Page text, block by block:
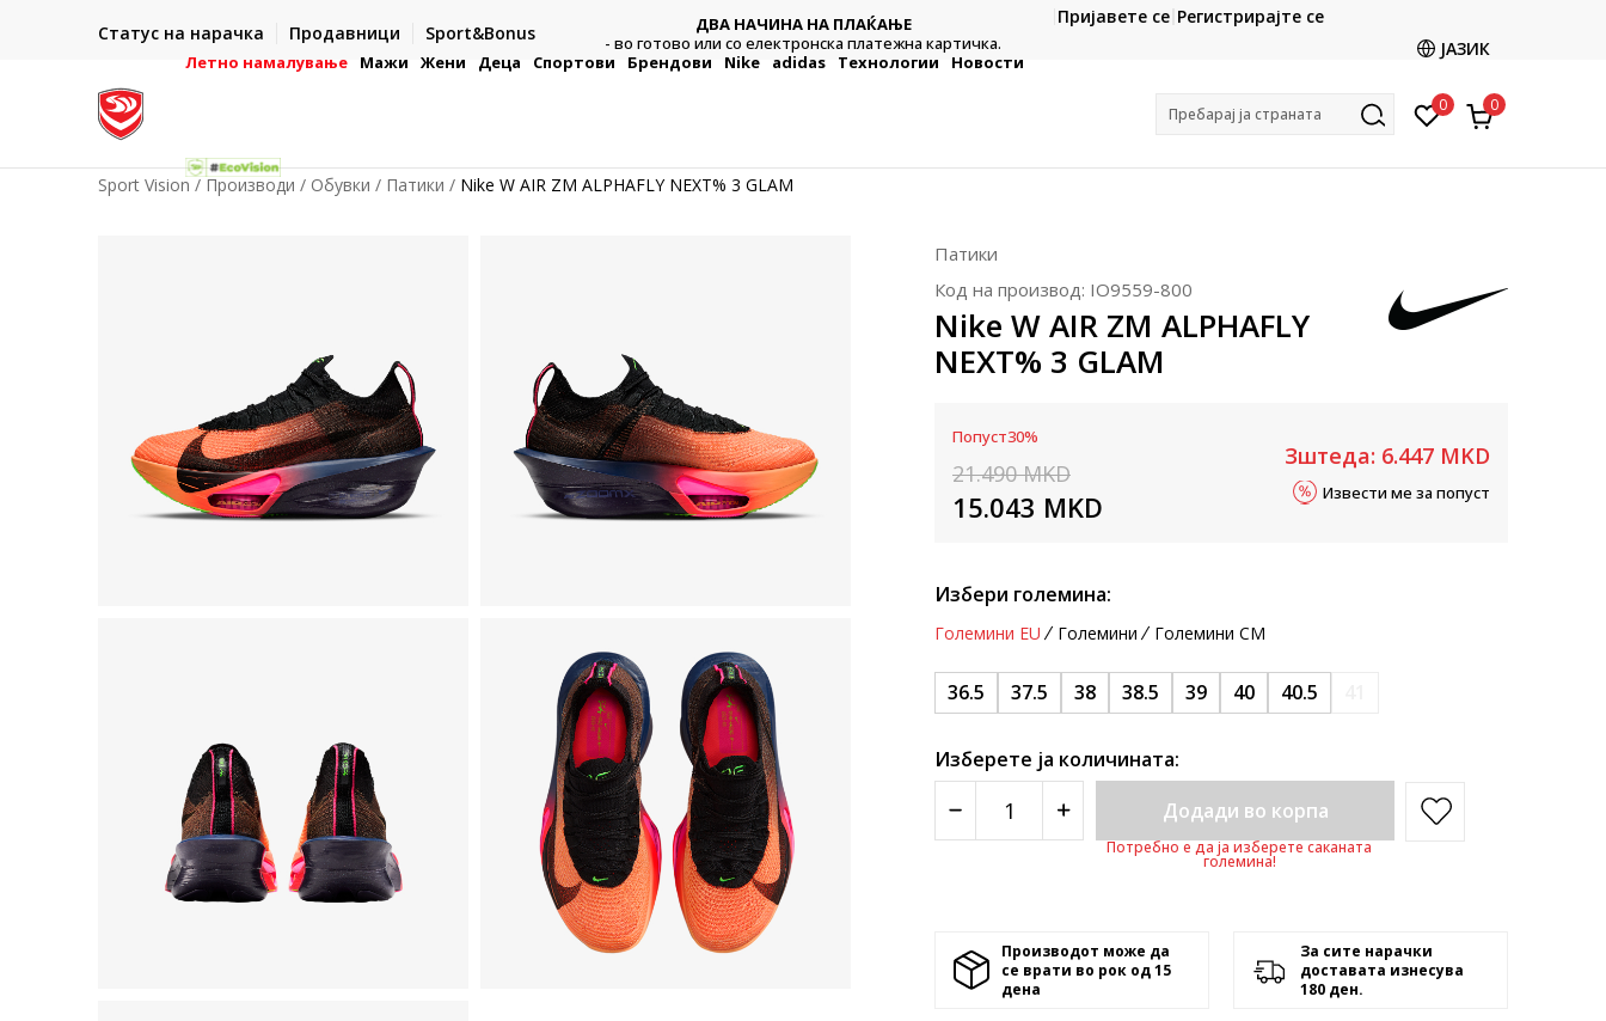
Статус на нарачка Продавници Sport&Bonus
- на сите нарачки во готово или со електронска платежна
ДВА НАЧИНА НА ПЛАЌАЊЕ
- во готово или со електронска платежна картичка.
CLICK & COLLECT
Платете со картичка online и подигнете во продавницата
Пријавете се Регистрирајте се
ЈАЗИК
Летно намалување Мажи Жени Деца Спортови Брендови Nike adidas Технологии Новости
Пребарај ја страната 0 0
Sport Vision Производи Обувки Патики Nike W AIR ZM ALPHAFLY NEXT% 3 GLAM
Патики
Код на производ: IO9559-800
Nike W AIR ZM ALPHAFLY
NEXT% 3 GLAM
Попуст30%
21.490 MKD
15.043 MKD
Зштеда: 6.447 MKD
Извести ме за попуст
Избери големина:
Големини EU Големини Големини CM
36.5 37.5 38 38.5 39 40 40.5
Изберете ја количината:
Додади во корпа
Потребно е да ја изберете саканата
големина!
Производот може да
се врати во рок од 15
денa
За сите нарачки
доставата изнесува
180 ден.